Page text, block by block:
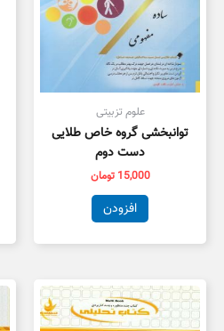
علوم تزبیتی
توانبخشی گروه خاص طلایی
دست دوم
15,000 تومان
افزودن